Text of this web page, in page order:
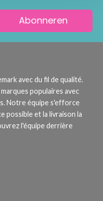
Abonneren
avec du fil de qualité.
populaires avec
Notre équipe s'efforce
possible et la livraison la
l'équipe derrière